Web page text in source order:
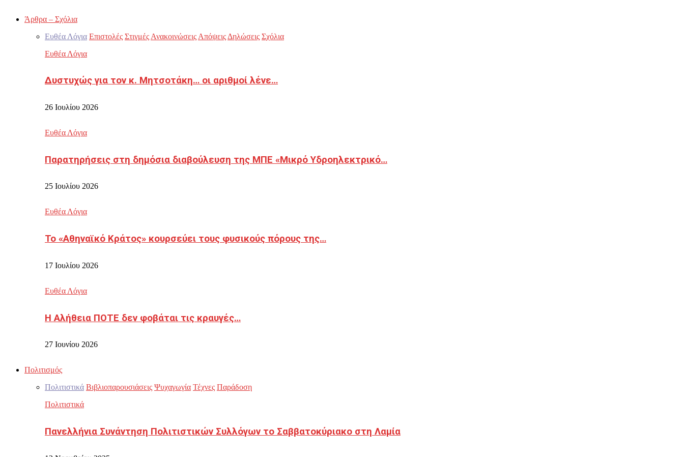
Άρθρα – Σχόλια
Ευθέα Λόγια Επιστολές Στιγμές Ανακοινώσεις Απόψεις Δηλώσεις Σχόλια
Ευθέα Λόγια
Δυστυχώς για τον κ. Μητσοτάκη… οι αριθμοί λένε…
26 Ιουλίου 2026
Ευθέα Λόγια
Παρατηρήσεις στη δημόσια διαβούλευση της ΜΠΕ «Μικρό Υδροηλεκτρικό…
25 Ιουλίου 2026
Ευθέα Λόγια
Το «Αθηναϊκό Κράτος» κουρσεύει τους φυσικούς πόρους της…
17 Ιουλίου 2026
Ευθέα Λόγια
Η Αλήθεια ΠΟΤΕ δεν φοβάται τις κραυγές…
27 Ιουνίου 2026
Πολιτισμός
Πολιτιστικά Βιβλιοπαρουσιάσεις Ψυχαγωγία Τέχνες Παράδοση
Πολιτιστικά
Πανελλήνια Συνάντηση Πολιτιστικών Συλλόγων το Σαββατοκύριακο στη Λαμία